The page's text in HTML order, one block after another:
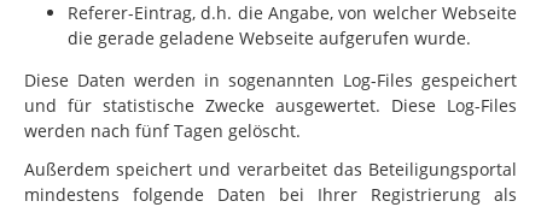
Referer-Eintrag, d.h. die Angabe, von welcher Webseite
die gerade geladene Webseite aufgerufen wurde.
Diese Daten werden in sogenannten Log-Files gespeichert
und für statistische Zwecke ausgewertet. Diese Log-Files
werden nach fünf Tagen gelöscht.
Außerdem speichert und verarbeitet das Beteiligungsportal
mindestens folgende Daten bei Ihrer Registrierung als